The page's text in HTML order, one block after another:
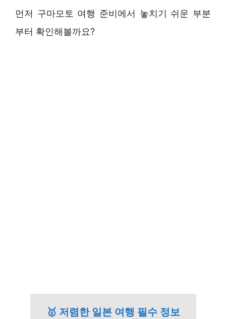
먼저 구마모토 여행 준비에서 놓치기 쉬운 부분
부터 확인해볼까요?
🥇 저렴한 일본 여행 필수 정보